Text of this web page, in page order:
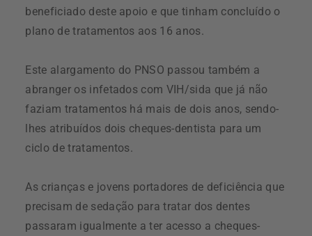
beneficiado deste apoio e que tinham concluído o
plano de tratamentos aos 16 anos.
Este alargamento do PNSO passou também a
abranger os infetados com VIH/sida que já não
faziam tratamentos há mais de dois anos, sendo-
lhes atribuídos dois cheques-dentista para um
ciclo de tratamentos.
As crianças e jovens portadores de deficiência que
precisam de sedação para tratar dos dentes
passaram igualmente a ter acesso a cheques-